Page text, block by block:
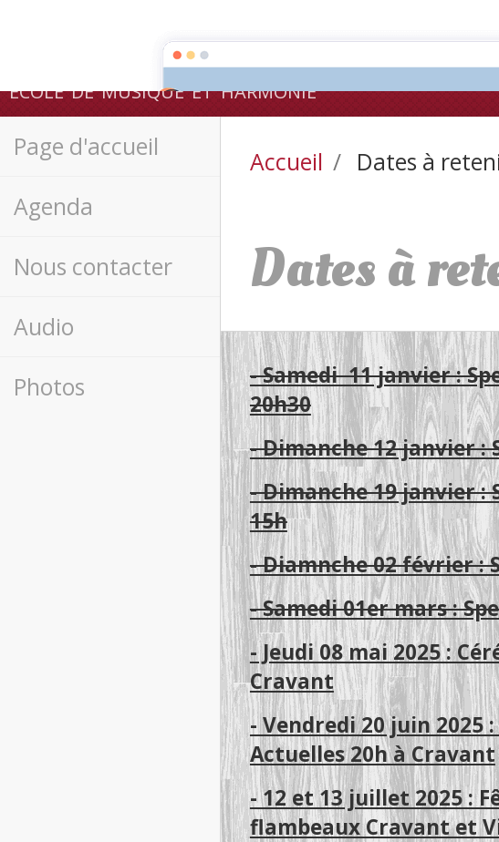
ecole de musique et harmonie
Page d'accueil
Agenda
Nous contacter
Audio
Photos
Accueil Dates à
Dates à
- Samedi 11 janvier :
20h30
- Dimanche 12 janvier :
- Dimanche 19 janvier :
15h
- Diamnche 02 février :
- Samedi 01er mars :
- Jeudi 08 mai 2025 :
Cravant
- Vendredi 20 juin 2025
Actuelles 20h à Cravant
- 12 et 13 juillet 2025 :
flambeaux Cravant et